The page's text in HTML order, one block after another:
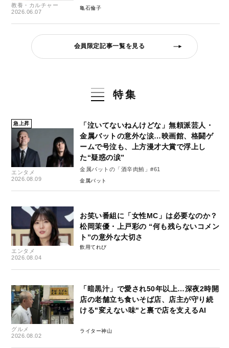
教養・カルチャー
2026.06.07
亀石倫子
会員限定記事一覧を見る
特集
急上昇
エンタメ
2026.08.09
「泣いてないねんけどな」無頼派芸人・
金属バットの意外な涙…映画館、格闘ゲ
ームで号泣も、上方漫才大賞で浮上し
た“疑惑の涙”
金属バットの「酒辛肉鮪」#61
金属バット
エンタメ
2026.08.04
お笑い番組に「女性MC」は必要なのか？
松岡茉優・上戸彩の “何も残らないコメン
ト”の意外な大切さ
飲用てれび
グルメ
2026.08.02
「暗黒汁」で愛され50年以上…深夜2時開
店の老舗立ち食いそば店、店主が守り続
ける"変えない味"と裏で店を支えるAI
ライター神山